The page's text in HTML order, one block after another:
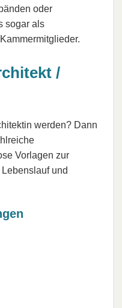
oder
sogar als
/
werden? Dann
Vorlagen zur
und